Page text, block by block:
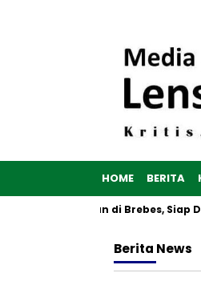
HOME BERITA
Putih Dibangun di Brebes, Siap
Berita News